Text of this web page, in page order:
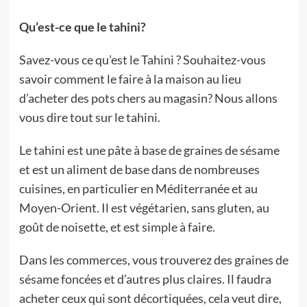
Qu’est-ce que le tahini?
Savez-vous ce qu’est le Tahini ? Souhaitez-vous
savoir comment le faire à la maison au lieu
d’acheter des pots chers au magasin? Nous allons
vous dire tout sur le tahini.
Le tahini est une pâte à base de graines de sésame
et est un aliment de base dans de nombreuses
cuisines, en particulier en Méditerranée et au
Moyen-Orient. Il est végétarien, sans gluten, au
goût de noisette, et est simple à faire.
Dans les commerces, vous trouverez des graines de
sésame foncées et d’autres plus claires. Il faudra
acheter ceux qui sont décortiquées, cela veut dire,